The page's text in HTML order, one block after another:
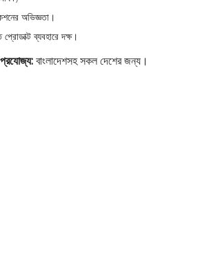
অভিজ্ঞতা।
ব্যবহারে দক্ষ।
প্রযোজ্য:বাংলাদেশসহ সকল দেশের জন্য।